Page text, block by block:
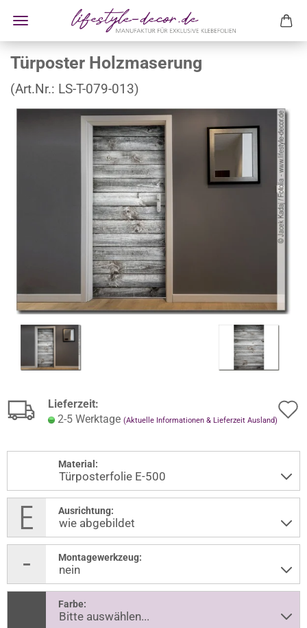
Türposter Holzmaserung
(Art.Nr.: LS-T-079-013)
Lieferzeit:
2-5 Werktage (Aktuelle Informationen & Lieferzeit Ausland)
Material:
Ausrichtung:
Montagewerkzeug:
Farbe: